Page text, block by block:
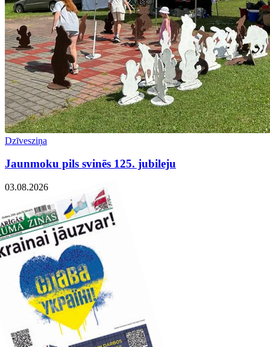
Dzīvesziņa
Jaunmoku pils svinēs 125. jubileju
03.08.2026